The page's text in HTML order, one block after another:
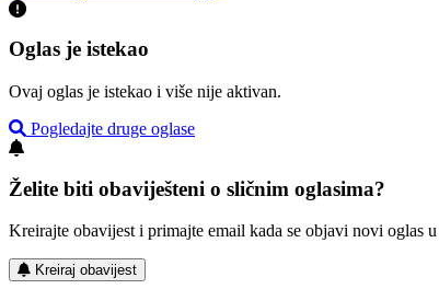
Oglas je istekao
Ovaj oglas je istekao i više nije aktivan.
Pogledajte druge oglase
Želite biti obaviješteni o sličnim oglasima?
Kreirajte obavijest i primajte email kada se objavi novi oglas
Kreiraj obavijest